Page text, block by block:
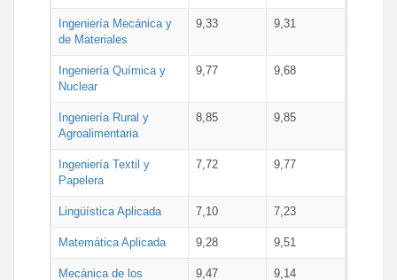
Ingeniería Mecánica y
de Materiales
9,33 9,31
Ingeniería Química y
Nuclear
9,77 9,68
Ingeniería Rural y
Agroalimentaria
8,85 9,85
Ingeniería Textil y
Papelera
7,72 9,77
Lingüística Aplicada 7,10 7,23
Matemática Aplicada 9,28 9,51
Mecánica de los
9,47 9,14